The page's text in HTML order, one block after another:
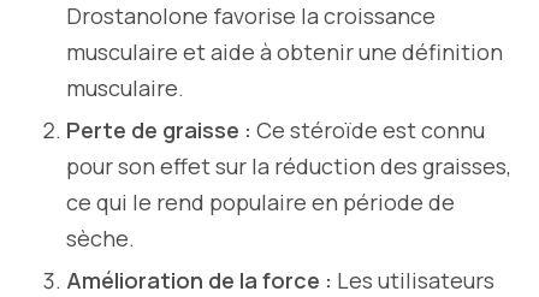
Drostanolone favorise la croissance
musculaire et aide à obtenir une définition
musculaire.
Perte de graisse : Ce stéroïde est connu
pour son effet sur la réduction des graisses,
ce qui le rend populaire en période de
sèche.
Amélioration de la force : Les utilisateurs